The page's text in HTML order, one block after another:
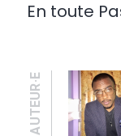
En toute
AUTEUR·E